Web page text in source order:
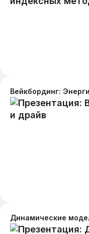
Вейкбординг:
Динамические